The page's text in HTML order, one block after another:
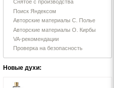
Снятое с производства
Поиск Яндексом
Авторские материалы С. Полье
Авторские материалы О. Кирбы
VA-рекомендации
Проверка на безопасность
Новые духи: